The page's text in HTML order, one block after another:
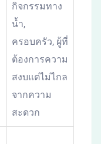
กิจกรรมทาง
น้ำ,
ครอบครัว, ผู้ที่
ต้องการความ
สงบแต่ไม่ไกล
จากความ
สะดวก